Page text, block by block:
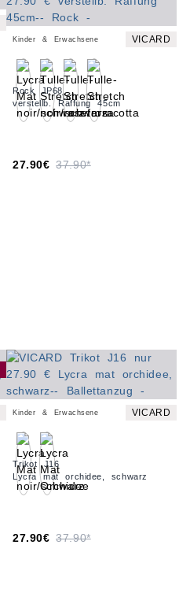
Kinder & Erwachsene VICARD
Rock JP68
verstellb. Raffung 45cm
27.90€ 37.90*
Kinder & Erwachsene VICARD
Trikot J16
Lycra mat orchidee, schwarz
27.90€ 37.90*